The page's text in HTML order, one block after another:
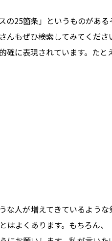
25箇条」というものがある
んもぜひ検索してみてくだ
確に表現されています。たと
人が増えてきているような
はよくあります。もちろん